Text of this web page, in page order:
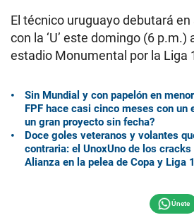
El técnico uruguayo debutará
con la ‘U’ este domingo (6 p.m.)
estadio Monumental por la Liga
Sin Mundial y con papelón en
FPF hace casi cinco meses con un
un gran proyecto sin fecha?
Doce goles veteranos y volantes
contraria: el UnoxUno de los
Alianza en la pelea de Copa y Liga 1